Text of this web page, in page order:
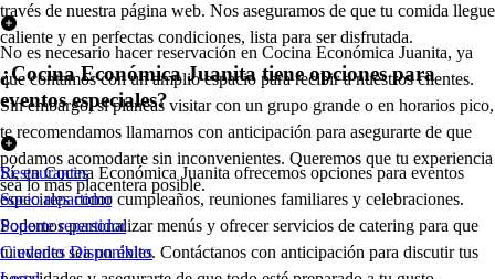
través de nuestra página web. Nos aseguramos de que tu comida llegue
caliente y en perfectas condiciones, lista para ser disfrutada.
No es necesario hacer reservación en Cocina Económica Juanita, ya
que contamos con un amplio espacio para recibir a nuestros clientes.
Sin embargo, si planeas visitar con un grupo grande o en horarios pico,
te recomendamos llamarnos con anticipación para asegurarte de que
podamos acomodarte sin inconvenientes. Queremos que tu experiencia
sea lo más placentera posible.
¿Cocina Económica Juanita tiene opciones para
eventos especiales?
Sí, en Cocina Económica Juanita ofrecemos opciones para eventos
especiales como cumpleaños, reuniones familiares y celebraciones.
Podemos personalizar menús y ofrecer servicios de catering para que
tu evento sea un éxito. Contáctanos con anticipación para discutir tus
Restaurantes
Socio repartidor
Soporte repartidor
Ciudades Disponibles